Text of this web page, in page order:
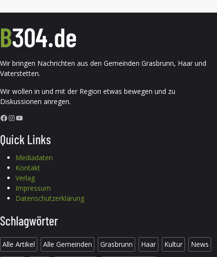
Wir bringen Nachrichten aus den Gemeinden Grasbrunn, Haar und
Vaterstetten.
Wir wollen in und mit der Region etwas bewegen und zu
Diskussionen anregen.
Facebook InstagramYouTube
Quick Links
Mediadaten
Kontakt
Verlag
Impressum
Datenschutzerklärung
Schlagwörter
Alle Artikel Alle Gemeinden Grasbrunn Haar Kultur News